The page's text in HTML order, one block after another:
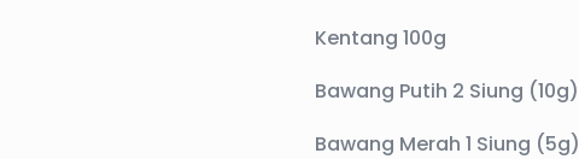
Kentang 100g
Bawang Putih 2 Siung (10g)
Bawang Merah 1 Siung (5g)